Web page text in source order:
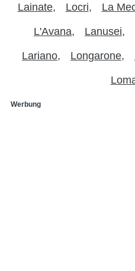
Lainate Locri La
L'Avana Lanusei
Lariano Longarone
Werbung